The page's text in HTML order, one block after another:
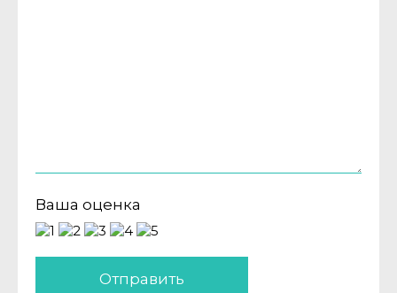
Ваша оценка
Отправить